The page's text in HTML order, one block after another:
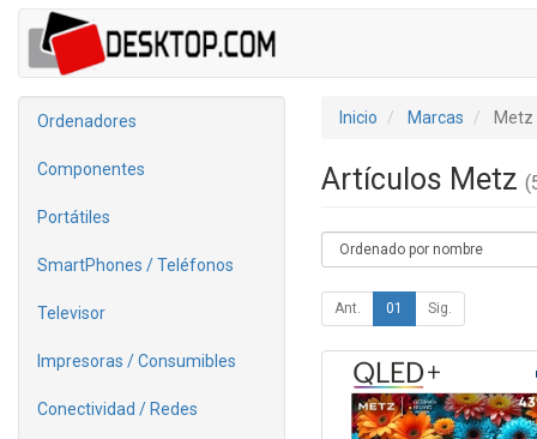
Ordenadores
Componentes
Portátiles
SmartPhones / Teléfonos
Televisor
Impresoras / Consumibles
Conectividad / Redes
Inicio Marcas Metz
Artículos Metz
Ant. 01 Sig.